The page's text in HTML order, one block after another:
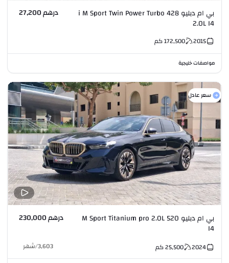
بي ام دبليو 428 i M Sport Twin Power Turbo
2.0L I4
درهم 27,200
2015
172,500كم
مواصفات خليجية
سعر عادل
بي ام دبليو 520 M Sport Titanium pro 2.0L
I4
درهم 230,000
2024
25,500كم 3,603
/شهر